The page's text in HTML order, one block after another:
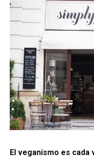
El veganismo es cada